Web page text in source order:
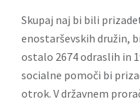
Skupaj naj bi bili
enostarševskih družin,
ostalo 2674 odraslih in
socialne pomoči bi
otrok. V državnem